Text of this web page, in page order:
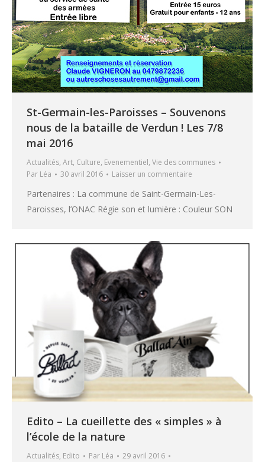
St-Germain-les-Paroisses – Souvenons
nous de la bataille de Verdun ! Les 7/8
mai 2016
Actualités, Art, Culture, Evenementiel, Vie des communes
Par Léa 30 avril 2016 Laisser un commentaire
Partenaires : La commune de Saint-Germain-Les-
Paroisses, l’ONAC Régie son et lumière : Couleur SON
Edito – La cueillette des « simples » à
l’école de la nature
Actualités, Edito Par Léa
29 avril 2016